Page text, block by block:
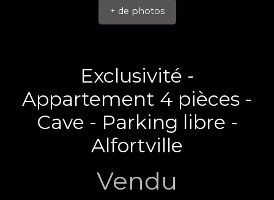
+ de photos
Exclusivité -
Appartement 4 pièces -
Cave - Parking libre -
Alfortville
Vendu